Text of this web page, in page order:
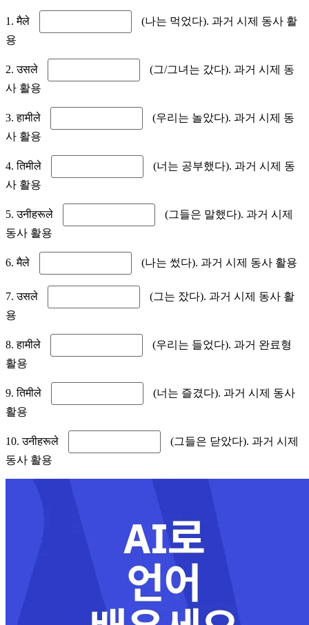
1. मैले
(나는 먹었다). 과거 시제 동사 활
용
2. उसले
(그/그녀는 갔다). 과거 시제 동
사 활용
3. हामीले
(우리는 놀았다). 과거 시제 동
사 활용
4. तिमीले
(너는 공부했다). 과거 시제 동
사 활용
5. उनीहरूले
(그들은 말했다). 과거 시제
동사 활용
6. मैले (나는 썼다). 과거 시제 동사 활용
7. उसले
(그는 잤다). 과거 시제 동사 활
용
8. हामीले
(우리는 들었다). 과거 완료형
활용
9. तिमीले
(너는 즐겼다). 과거 시제 동사
활용
10. उनीहरूले
(그들은 닫았다). 과거 시제
동사 활용